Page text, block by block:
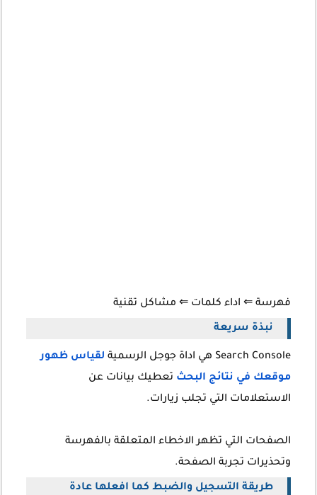
فهرسة ⇐ اداء كلمات ⇐ مشاكل تقنية
نبذة سريعة
Search Console هي اداة جوجل الرسمية
لقياس ظهور
موقعك في نتائج البحث تعطيك بيانات عن
الاستعلامات التي تجلب زيارات.
الصفحات التي تظهر الاخطاء المتعلقة بالفهرسة
وتحذيرات تجربة الصفحة.
طريقة التسجيل والضبط كما افعلها عادة